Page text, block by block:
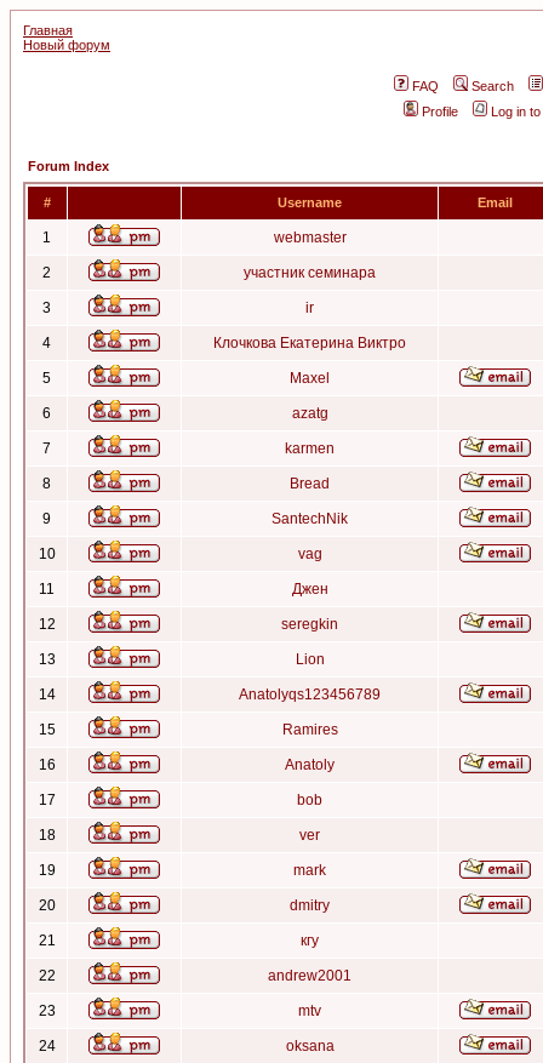
Главная
Новый форум
FAQ
Search
Profile
Log in
Forum Index
# Username Email
1 webmaster
2 участник семинара
3 ir
4 Клочкова Екатерина Виктро
5 Maxel
6 azatg
7 karmen
8 Bread
9 SantechNik
10 vag
11 Джен
12 seregkin
13 Lion
14 Anatolyqs123456789
15 Ramires
16 Anatoly
17 bob
18 ver
19 mark
20 dmitry
21 кгу
22 andrew2001
23 mtv
24 oksana